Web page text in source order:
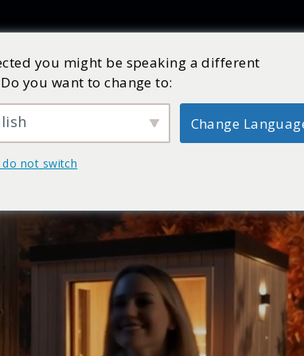
ProdukteInspirationKatalogDienstShop
you might be speaking a different
you want to change to:
Change
do not switch